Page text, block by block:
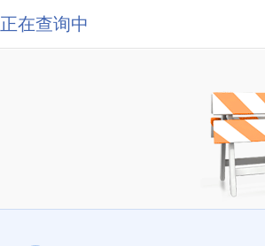
正在查询中